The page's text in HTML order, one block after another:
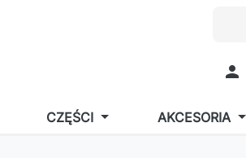

CZĘŚCI AKCESORIA